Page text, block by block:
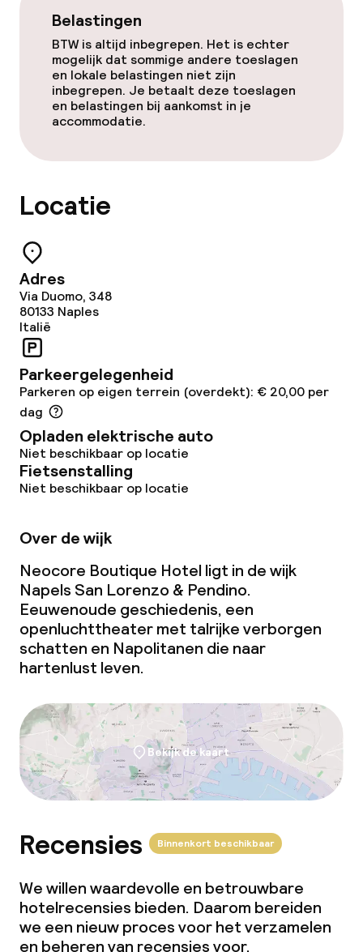
Zwemmen & wellness
Massage
Entertainment
Eet- en drinkgelegenheden
Eet- en drinkdiensten
Ontbijtbuffet
Roomservice
Faciliteiten en diensten voor kinderen
Babysitservice
Kleine huisdieren toegestaan (minder
dan de 5 kg)
Belastingen
BTW is altijd inbegrepen. Het is echter
mogelijk dat sommige andere toeslagen
en lokale belastingen niet zijn
inbegrepen. Je betaalt deze toeslagen
en belastingen bij aankomst in je
accommodatie.
Locatie
Adres
Via Duomo, 348
80133 Naples
Italië
Parkeergelegenheid
Parkeren op eigen terrein (overdekt): € 20,00 per
dag
Opladen elektrische auto
Niet beschikbaar op locatie
Fietsenstalling
Niet beschikbaar op locatie
Over de wijk
Neocore Boutique Hotel ligt in de wijk
Napels San Lorenzo & Pendino.
Eeuwenoude geschiedenis, een
openluchttheater met talrijke verborgen
schatten en Napolitanen die naar
hartenlust leven.
Bekijk de kaart
Recensies Binnenkort beschikbaar
We willen waardevolle en betrouwbare
hotelrecensies bieden. Daarom bereiden
we een nieuw proces voor het verzamelen
en beheren van recensies voor.